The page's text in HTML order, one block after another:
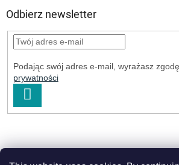
Odbierz newsletter
Podając swój adres e-mail, wyrażasz
prywatności
SIĘ